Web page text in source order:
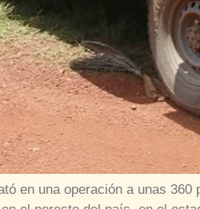
en una operación a unas